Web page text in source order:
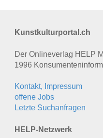
Kunstkulturportal.ch
Der Onlineverlag HELP
1996
Kontakt, Impressum
offene Jobs
Letzte Suchanfragen
HELP-Netzwerk